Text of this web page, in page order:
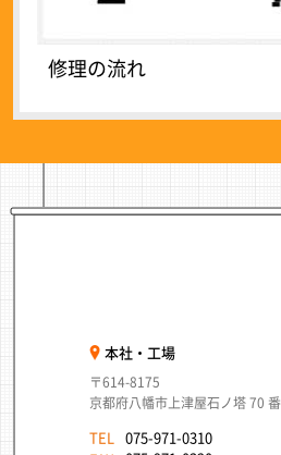
修理の流れ
本社・工場
〒614-8175
京都府八幡市上津屋石ノ塔 70 番
TEL
075-971-0310